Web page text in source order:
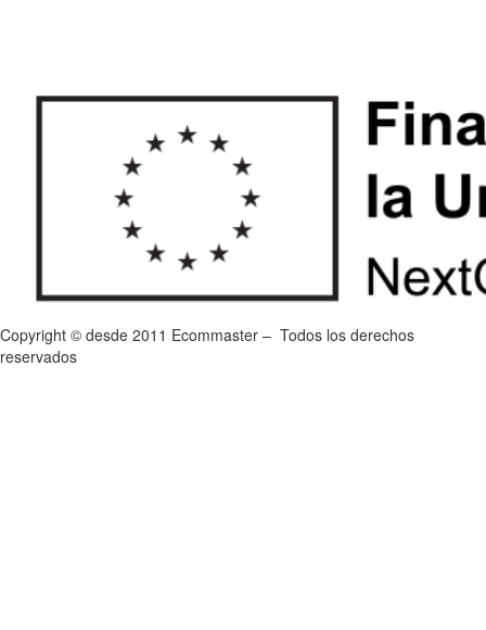
Copyright © desde 2011 Ecommaster – Todos los derechos
reservados